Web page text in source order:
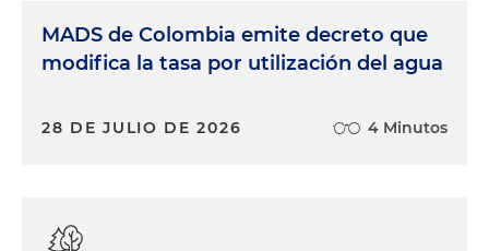
MADS de Colombia emite decreto que
modifica la tasa por utilización del agua
28 DE JULIO DE 2026 4 Minutos